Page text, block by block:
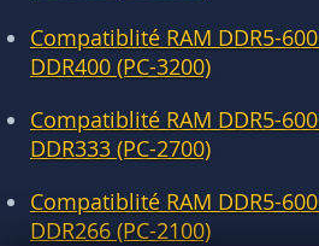
Compatiblité RAM DDR5-
DDR400 (PC-3200)
Compatiblité RAM DDR5-
DDR333 (PC-2700)
Compatiblité RAM DDR5-
DDR266 (PC-2100)